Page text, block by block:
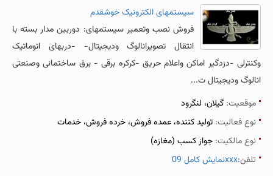
سیستمهای الکترونیک خوشقدم
فروش نصب وتعمیر سیستمهای: دوربین مدار بسته با
انتقال تصویرانالوگ ودیجیتال- -دربهای اتوماتیک
وکنترلی -دزدگیر اماکن واعلام حریق -کرکره برقی - برق ساختمانی وصنعتی
انالوگ ودیجیتال ت...
موقعیت: گیلان، لنگرود
نوع فعالیت: تولید کننده، عمده فروش، خرده فروش، خدمات
نوع مالکیت: جواز کسب (مغازه)
تلفن:نمایش کامل 09xxx